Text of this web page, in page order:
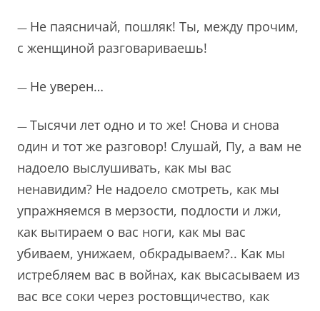
— Не паясничай, пошляк! Ты, между прочим,
с женщиной разговариваешь!
— Не уверен…
— Тысячи лет одно и то же! Снова и снова
один и тот же разговор! Слушай, Пу, а вам не
надоело выслушивать, как мы вас
ненавидим? Не надоело смотреть, как мы
упражняемся в мерзости, подлости и лжи,
как вытираем о вас ноги, как мы вас
убиваем, унижаем, обкрадываем?.. Как мы
истребляем вас в войнах, как высасываем из
вас все соки через ростовщичество, как